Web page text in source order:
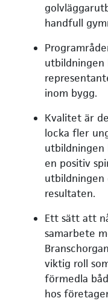
handfull
utbildningen
inom bygg.
Kvalitet är
locka fler
en positiv
resultaten.
Ett sätt att
samarbete
viktig roll
förmedla
hos